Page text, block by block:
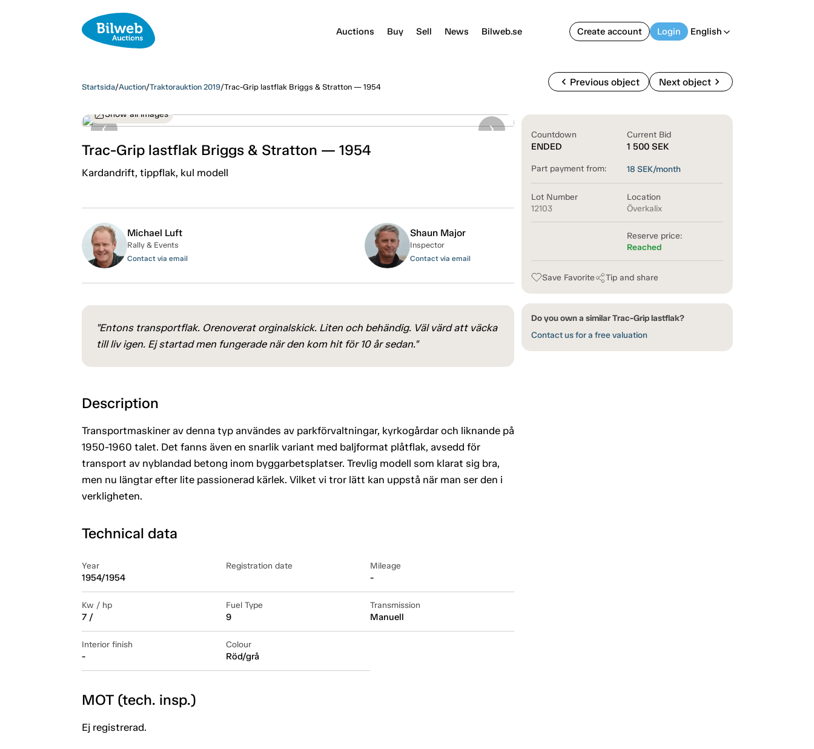
Auctions Buy Sell News Bilweb.se Create account Login English arrow_back_ios
Startsida/Auction/Traktorauktion 2019/Trac-Grip lastflak Briggs & Stratton — 1954 chevron_left Previous object Next objectchevron_right
Show all images
Trac-Grip lastflak Briggs & Stratton — 1954
Kardandrift, tippflak, kul modell
Countdown
ENDED
Current Bid
1 500 SEK
Part payment from: 18 SEK/month
Lot Number
12103
Location
Överkalix
Reserve price:
Reached
Save Favorite Tip and share
Do you own a similar Trac-Grip lastflak?
Contact us for a free valuation
Michael Luft
Rally & Events
Contact via email
Shaun Major
Inspector
Contact via email
"Entons transportflak. Orenoverat orginalskick. Liten och behändig. Väl värd att väcka
till liv igen. Ej startad men fungerade när den kom hit för 10 år sedan."
Description
Transportmaskiner av denna typ användes av parkförvaltningar, kyrkogårdar och liknande på
1950-1960 talet. Det fanns även en snarlik variant med baljformat plåtflak, avsedd för
transport av nyblandad betong inom byggarbetsplatser. Trevlig modell som klarat sig bra,
men nu längtar efter lite passionerad kärlek. Vilket vi tror lätt kan uppstå när man ser den i
verkligheten.
Technical data
Year
1954/1954
Registration date Mileage
-
Kw / hp
7 /
Fuel Type
9
Transmission
Manuell
Interior finish
-
Colour
Röd/grå
MOT (tech. insp.)
Ej registrerad.